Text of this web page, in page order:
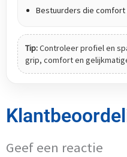
Bestuurders die comfort
Tip:Controleer profiel en
grip, comfort en
Geef een reactie